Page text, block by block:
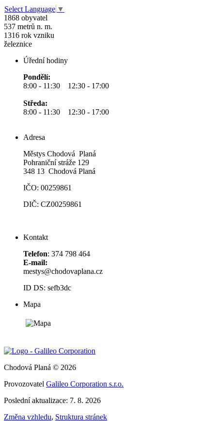
Select Language ▼
1868 obyvatel
537 metrů n. m.
1316 rok vzniku
železnice
Úřední hodiny
Pondělí:
8:00 - 11:30 12:30 - 17:00
Středa:
8:00 - 11:30 12:30 - 17:00
Adresa
Městys Chodová Planá
Pohraniční stráže 129
348 13 Chodová Planá
IČO: 00259861
DIČ: CZ00259861
Kontakt
Telefon: 374 798 464
E-mail:
mestys@chodovaplana.cz
ID DS: sefb3dc
Mapa
Chodová Planá © 2026
Provozovatel Galileo Corporation s.r.o.
Poslední aktualizace: 7. 8. 2026
Změna vzhledu, Struktura stránek